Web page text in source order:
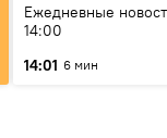
Ежедневные
14:00
14:01 6 мин